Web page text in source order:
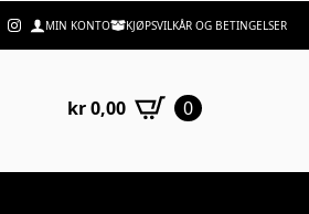
MIN KONTO KJØPSVILKÅR OG BETINGELSER
kr0,00 0